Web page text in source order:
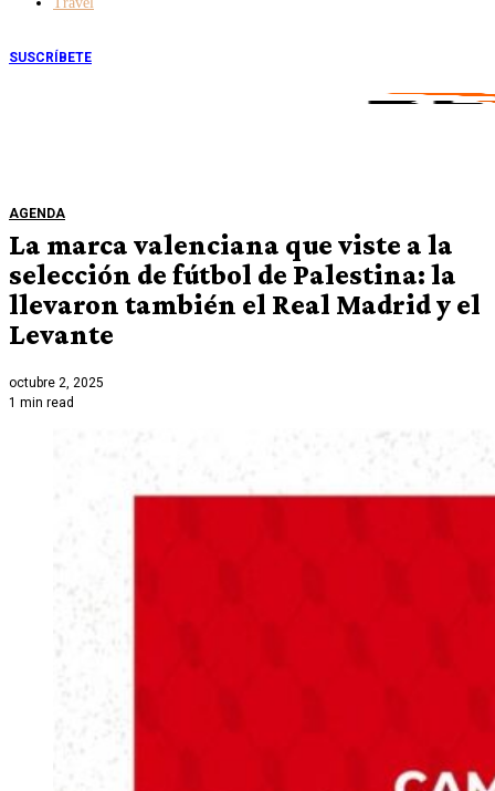
SUSCRÍBETE
AGENDA
La marca valenciana que viste a la
selección de fútbol de Palestina: la
llevaron también el Real Madrid y el
Levante
octubre 2, 2025
1 min read